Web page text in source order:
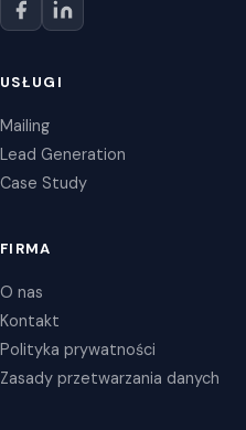
USŁUGI
Mailing
Lead Generation
Case Study
FIRMA
O nas
Kontakt
Polityka prywatności
Zasady przetwarzania danych